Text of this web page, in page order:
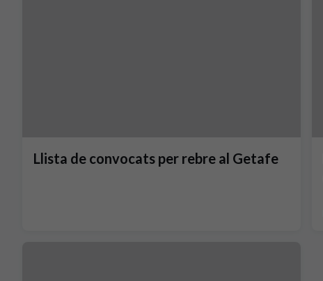
Llista de convocats per rebre al Getafe